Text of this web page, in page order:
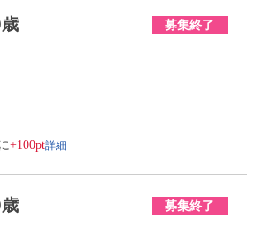
募集終了
+100pt詳細
募集終了